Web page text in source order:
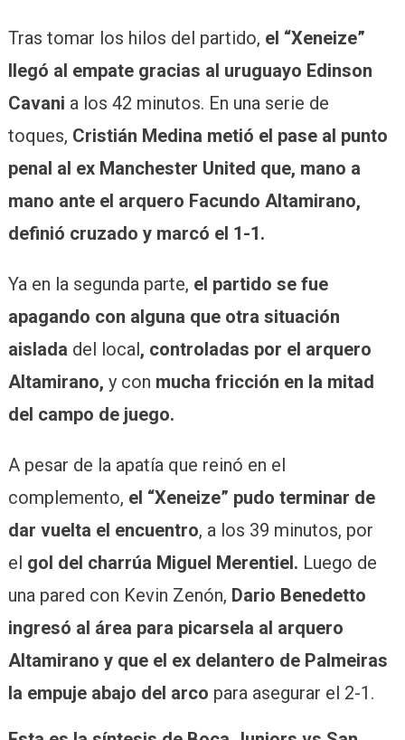
Tras tomar los hilos del partido, el “Xeneize”
llegó al empate gracias al uruguayo Edinson
Cavani a los 42 minutos. En una serie de
toques, Cristián Medina metió el pase al punto
penal al ex Manchester United que, mano a
mano ante el arquero Facundo Altamirano,
definió cruzado y marcó el 1-1.
Ya en la segunda parte, el partido se fue
apagando con alguna que otra situación
aislada del local, controladas por el arquero
Altamirano, y con mucha fricción en la mitad
del campo de juego.
A pesar de la apatía que reinó en el
complemento, el “Xeneize” pudo terminar de
dar vuelta el encuentro, a los 39 minutos, por
el gol del charrúa Miguel Merentiel. Luego de
una pared con Kevin Zenón, Dario Benedetto
ingresó al área para picarsela al arquero
Altamirano y que el ex delantero de Palmeiras
la empuje abajo del arco para asegurar el 2-1.